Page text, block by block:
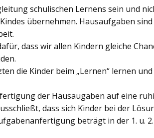
schulischen Lernens sein und
übernehmen. Hausaufgaben
dass wir allen Kindern gleiche
die Kinder beim „Lernen“ lernen
der Hausaugaben auf eine
dass sich Kinder bei der
beträgt in der 1. u.